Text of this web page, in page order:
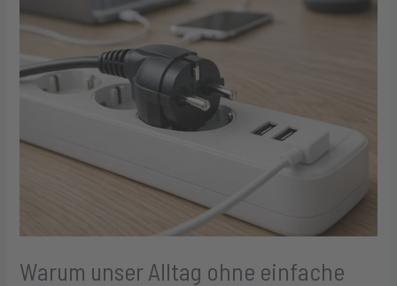
Warum unser Alltag ohne einfache
Steckverbindungen
heute
kaum
vorstellbar